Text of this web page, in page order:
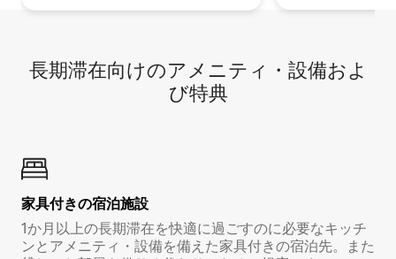
長期滞在向け⁠のア⁠メ⁠ニ⁠テ⁠ィ⁠・設⁠備⁠およ
び特⁠典
家具付き⁠の宿⁠泊⁠施⁠設
1か月以上の長期滞在を快適に過ごすのに必要なキッチ
ンとアメニティ・設備を備えた家具付きの宿泊先。また